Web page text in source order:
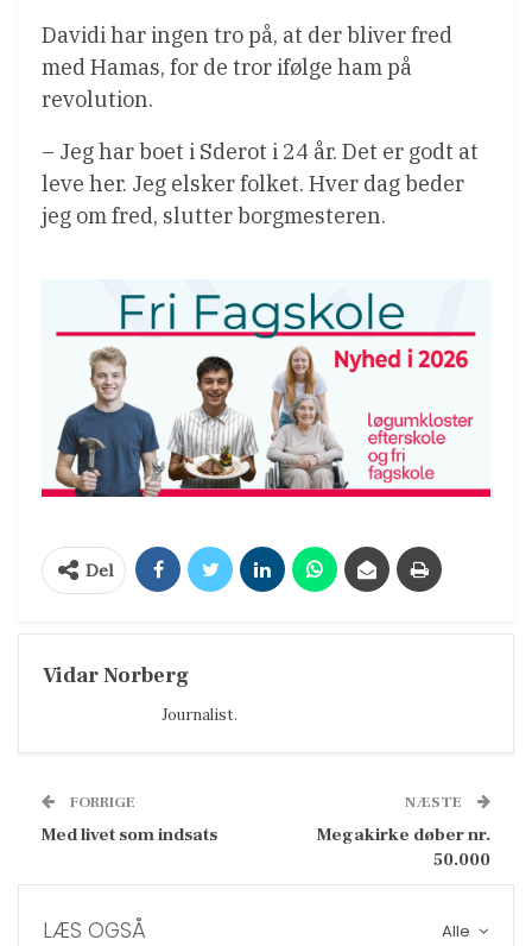
Davidi har ingen tro på, at der bliver fred
med Hamas, for de tror ifølge ham på
revolution.
– Jeg har boet i Sderot i 24 år. Det er godt at
leve her. Jeg elsker folket. Hver dag beder
jeg om fred, slutter borgmesteren.
Del
Vidar Norberg
Journalist.
FORRIGE
Med livet som indsats
NÆSTE
Megakirke døber nr.
50.000
Alle
LÆS OGSÅ